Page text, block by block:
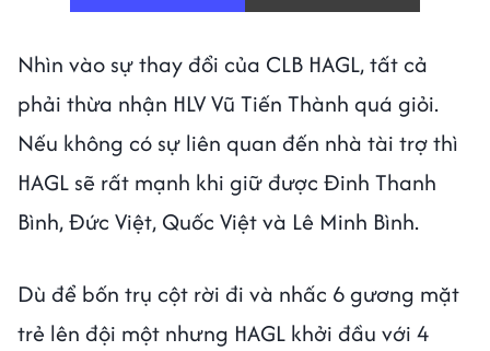
Nhìn vào sự thay đổi của CLB HAGL, tất cả
phải thừa nhận HLV Vũ Tiến Thành quá giỏi.
Nếu không có sự liên quan đến nhà tài trợ thì
HAGL sẽ rất mạnh khi giữ được Đinh Thanh
Bình, Đức Việt, Quốc Việt và Lê Minh Bình.
Dù để bốn trụ cột rời đi và nhấc 6 gương mặt
trẻ lên đội một nhưng HAGL khởi đầu với 4